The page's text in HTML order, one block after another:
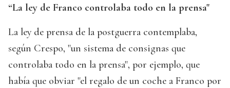
“La ley de Franco controlaba todo en la prensa"
La ley de prensa de la postguerra contemplaba,
según Crespo, "un sistema de consignas que
controlaba todo en la prensa", por ejemplo, que
había que obviar "el regalo de un coche a Franco por